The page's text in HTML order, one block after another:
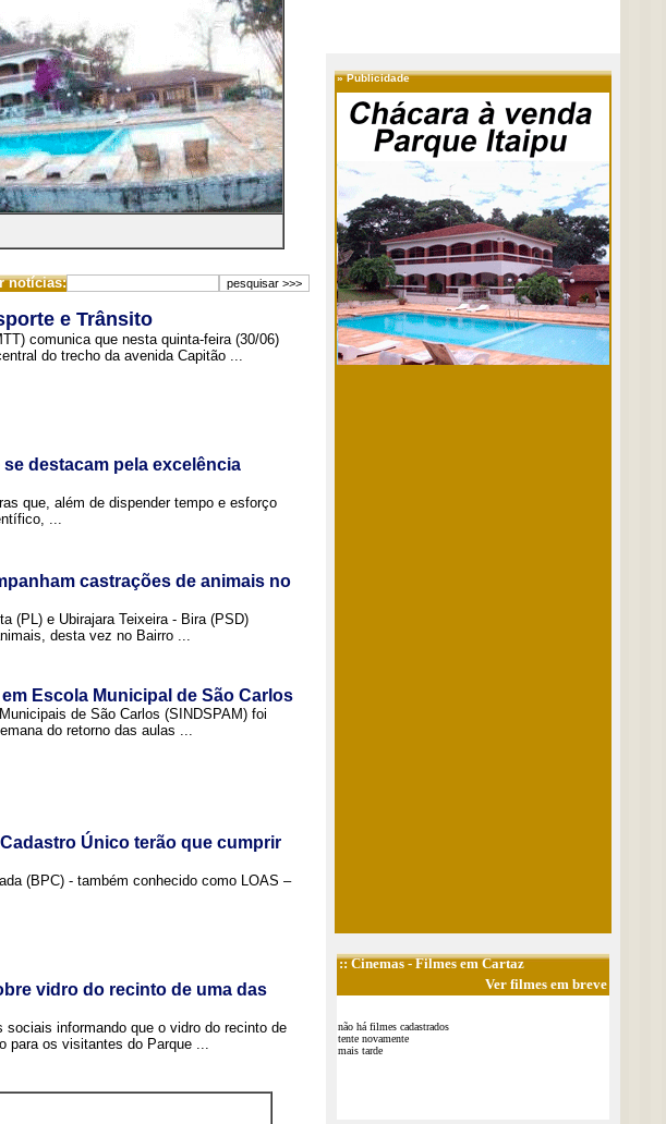
notícias:
e Trânsito
comunica que nesta quinta-feira (30/06)
do trecho da avenida Capitão ...
destacam pela excelência
que, além de dispender tempo e esforço
...
castrações de animais no
(PL) e Ubirajara Teixeira - Bira (PSD)
desta vez no Bairro ...
Escola Municipal de São Carlos
de São Carlos (SINDSPAM) foi
do retorno das aulas ...
Único terão que cumprir
(BPC) - também conhecido como LOAS –
vidro do recinto de uma das
informando que o vidro do recinto de
para os visitantes do Parque ...
»Publicidade
::Cinemas- Filmes em Cartaz
Ver filmes em breve
não há filmes cadastrados
tente novamente
mais tarde